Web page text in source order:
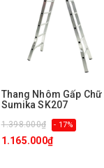
Thang Nhôm Gấp Chữ
Sumika SK207
1.398.000₫ - 17%
1.165.000₫